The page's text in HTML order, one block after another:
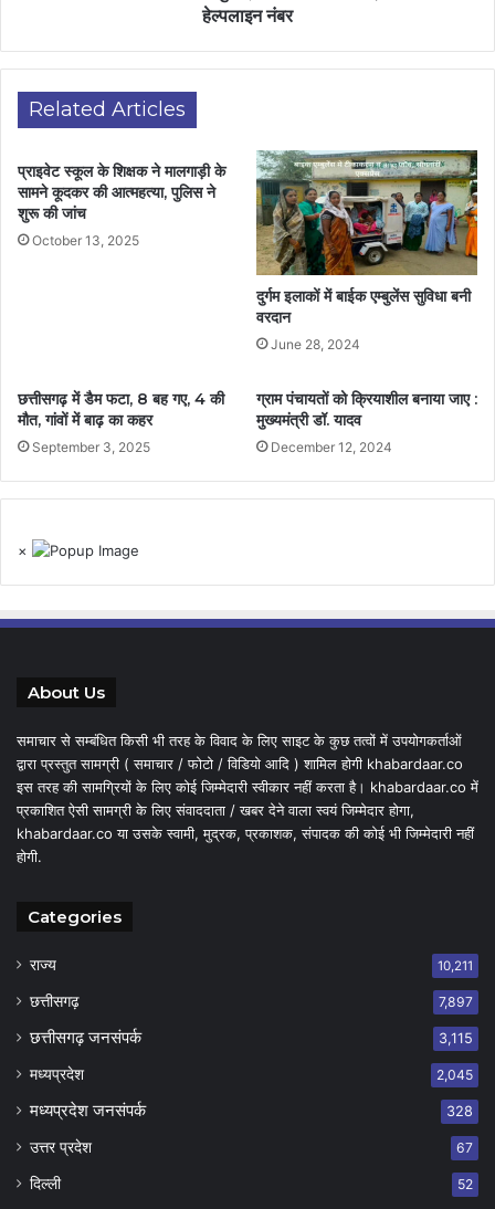
हेल्पलाइन नंबर
Related Articles
प्राइवेट स्कूल के शिक्षक ने मालगाड़ी के
सामने कूदकर की आत्महत्या, पुलिस ने
शुरू की जांच
October 13, 2025
दुर्गम इलाकों में बाईक एम्बुलेंस सुविधा बनी
वरदान
June 28, 2024
छत्तीसगढ़ में डैम फटा, 8 बह गए, 4 की
मौत, गांवों में बाढ़ का कहर
September 3, 2025
ग्राम पंचायतों को क्रियाशील बनाया जाए :
मुख्यमंत्री डॉ. यादव
December 12, 2024
×
About Us
समाचार से सम्बंधित किसी भी तरह के विवाद के लिए साइट के कुछ तत्वों में उपयोगकर्ताओं
द्वारा प्रस्तुत सामग्री ( समाचार / फोटो / विडियो आदि ) शामिल होगी khabardaar.co
इस तरह की सामग्रियों के लिए कोई जिम्मेदारी स्वीकार नहीं करता है। khabardaar.co में
प्रकाशित ऐसी सामग्री के लिए संवाददाता / खबर देने वाला स्वयं जिम्मेदार होगा,
khabardaar.co या उसके स्वामी, मुद्रक, प्रकाशक, संपादक की कोई भी जिम्मेदारी नहीं
होगी.
Categories
राज्य 10,211
छत्तीसगढ़ 7,897
छत्तीसगढ़ जनसंपर्क 3,115
मध्यप्रदेश 2,045
मध्यप्रदेश जनसंपर्क 328
उत्तर प्रदेश 67
दिल्ली 52